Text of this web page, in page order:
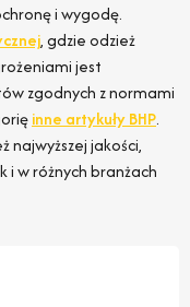
i wygodę.
, gdzie odzież
jest
zgodnych z normami
inne artykuły BHP.
najwyższej jakości,
i w różnych branżach